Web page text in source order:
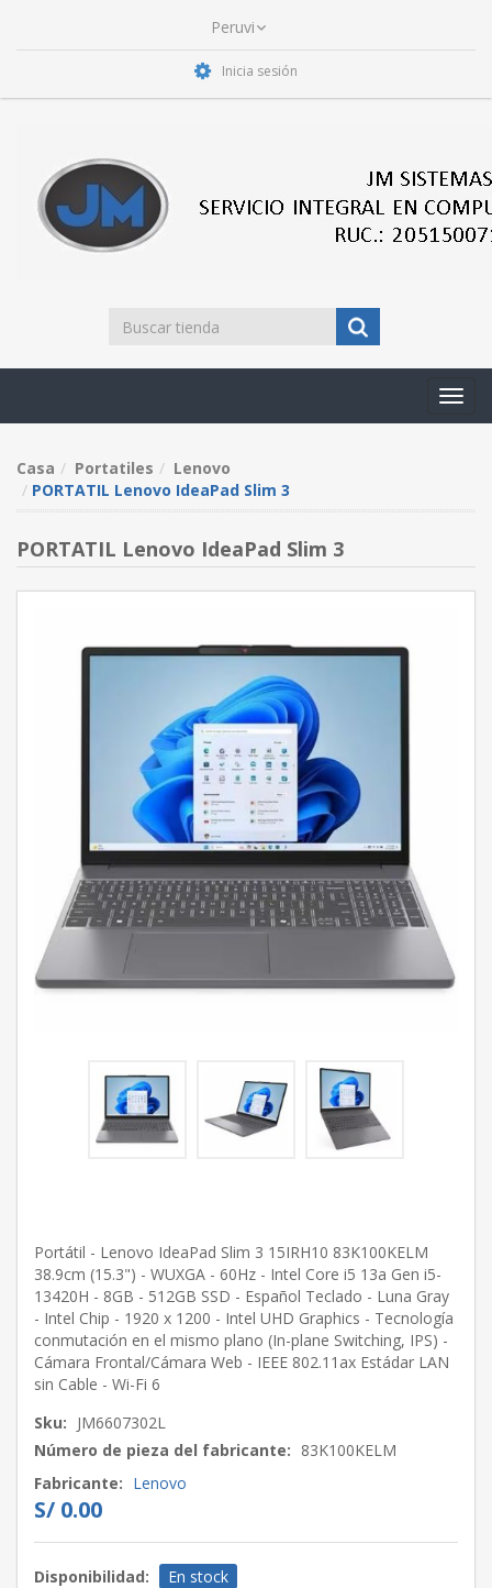
Inicia sesión
Casa Portatiles
Lenovo
PORTATIL Lenovo IdeaPad Slim 3
PORTATIL Lenovo IdeaPad Slim 3
Portátil - Lenovo IdeaPad Slim 3 15IRH10 83K100KELM
38.9cm (15.3") - WUXGA - 60Hz - Intel Core i5 13a Gen i5-
13420H - 8GB - 512GB SSD - Español Teclado - Luna Gray
- Intel Chip - 1920 x 1200 - Intel UHD Graphics - Tecnología
conmutación en el mismo plano (In-plane Switching, IPS) -
Cámara Frontal/Cámara Web - IEEE 802.11ax Estádar LAN
sin Cable - Wi-Fi 6
Sku: JM6607302L
Número de pieza del fabricante: 83K100KELM
Fabricante: Lenovo
S/ 0.00
Disponibilidad: En stock